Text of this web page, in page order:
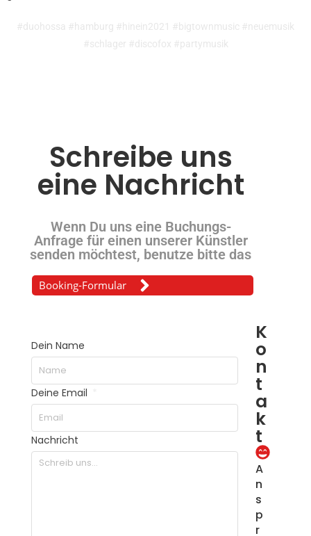
#duohossa #hamburg #hinein2021 #bigtownmusic #neuemusik
#schlager #discofox #partymusik
Schreibe uns
eine Nachricht
Wenn Du uns eine Buchungs-
Anfrage für einen unserer Künstler
senden möchtest, benutze bitte das
Booking-Formular
Dein Name
Deine Email
Nachricht
K
o
n
t
a
k
t
A
n
s
p
r